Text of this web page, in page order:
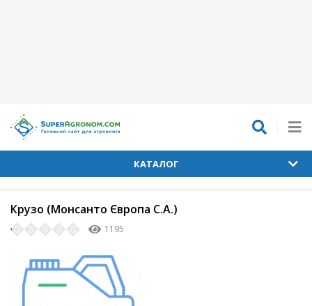
КАТАЛОГ
Крузо (Монсанто Європа С.А.)
1195